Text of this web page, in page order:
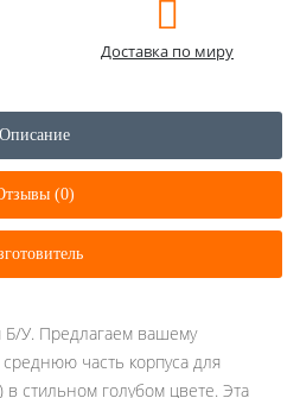
Доставка по миру
Описание
(0)
Б/У. Предлагаем вашему
часть корпуса для
в стильном голубом цвете. Эта